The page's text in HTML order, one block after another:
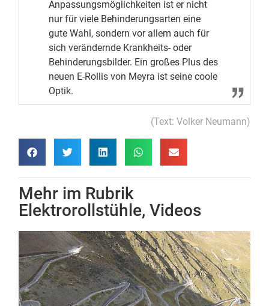
Anpassungsmöglichkeiten ist er nicht
nur für viele Behinderungsarten eine
gute Wahl, sondern vor allem auch für
sich verändernde Krankheits- oder
Behinderungsbilder. Ein großes Plus des
neuen E-Rollis von Meyra ist seine coole
Optik.
(Text: Volker Neumann)
Mehr im Rubrik
Elektrorollstühle,Videos